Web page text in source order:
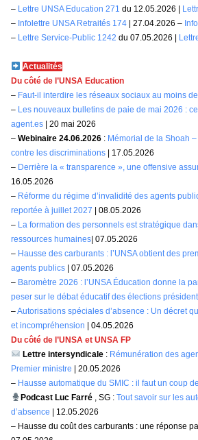
– Lettre UNSA Education 271 du 12.05.2026 |
– Infolettre UNSA Retraités 174 | 27.04.2026 –
– Lettre Service-Public 1242 du 07.05.2026 |
Actualités
Du côté de l’UNSA Education
– Faut-il interdire les réseaux sociaux au moins
– Les nouveaux bulletins de paie de mai 2026 :
agent.es | 20 mai 2026
– Webinaire 24.06.2026 : Mémorial de la Shoah
contre les discriminations | 17.05.2026
– Derrière la « transparence », une offensive
16.05.2026
– Réforme du régime d’invalidité des agents
reportée à juillet 2027 | 08.05.2026
– La formation des personnels est stratégique
ressources humaines | 07.05.2026
– Hausse des carburants : l’UNSA obtient des
agents publics | 07.05.2026
– Baromètre 2026 : l’UNSA Éducation donne la
peser sur le débat éducatif des élections
–Autorisations spéciales d’absence : Un décret
et incompréhension | 04.05.2026
Du côté de l’UNSA et UNSA FP
Lettre intersyndicale: Rémunération des
Premier ministre | 20.05.2026
– Hausse automatique du SMIC : il faut un coup
Podcast Luc Farré, SG : Tout savoir sur les
d’absence | 12.05.2026
– Hausse du coût des carburants : une réponse